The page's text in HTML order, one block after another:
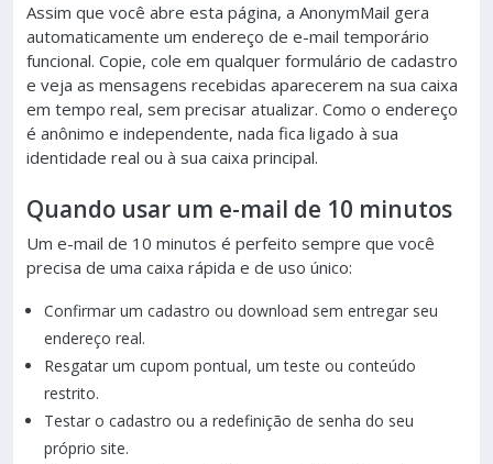
Assim que você abre esta página, a AnonymMail gera
automaticamente um endereço de e-mail temporário
funcional. Copie, cole em qualquer formulário de cadastro
e veja as mensagens recebidas aparecerem na sua caixa
em tempo real, sem precisar atualizar. Como o endereço
é anônimo e independente, nada fica ligado à sua
identidade real ou à sua caixa principal.
Quando usar um e-mail de 10 minutos
Um e-mail de 10 minutos é perfeito sempre que você
precisa de uma caixa rápida e de uso único:
Confirmar um cadastro ou download sem entregar seu
endereço real.
Resgatar um cupom pontual, um teste ou conteúdo
restrito.
Testar o cadastro ou a redefinição de senha do seu
próprio site.